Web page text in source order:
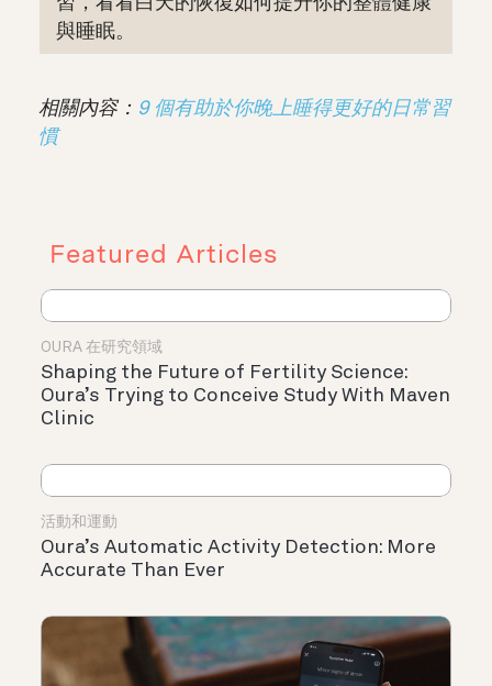
與睡眠。
相關內容： 9 個有助於你晚上睡得更好的日常習
慣
Featured Articles
OURA 在研究領域
Shaping the Future of Fertility Science:
Oura’s Trying to Conceive Study With Maven
Clinic
活動和運動
Oura’s Automatic Activity Detection: More
Accurate Than Ever